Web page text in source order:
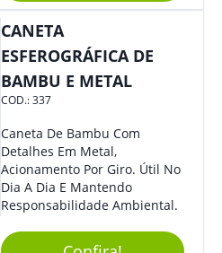
Ocasiões Do Dia A Dia.
CANETA
ESFEROGRÁFICA DE
BAMBU E METAL
COD.:337
Caneta De Bambu Com
Detalhes Em Metal,
Acionamento Por Giro. Útil No
Dia A Dia E Mantendo
Responsabilidade Ambiental.